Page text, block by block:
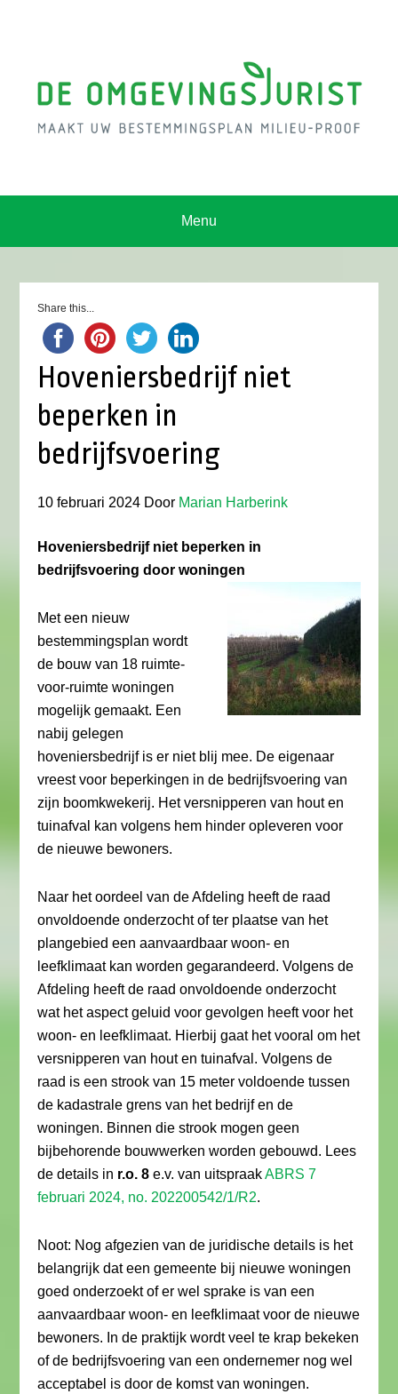
Menu
Share this...
Hoveniersbedrijf niet
beperken in
bedrijfsvoering
10 februari 2024 Door Marian Harberink
Hoveniersbedrijf niet beperken in
bedrijfsvoering door woningen
Met een nieuw
bestemmingsplan wordt
de bouw van 18 ruimte-
voor-ruimte woningen
mogelijk gemaakt. Een
nabij gelegen
hoveniersbedrijf is er niet blij mee. De eigenaar
vreest voor beperkingen in de bedrijfsvoering van
zijn boomkwekerij. Het versnipperen van hout en
tuinafval kan volgens hem hinder opleveren voor
de nieuwe bewoners.
Naar het oordeel van de Afdeling heeft de raad
onvoldoende onderzocht of ter plaatse van het
plangebied een aanvaardbaar woon- en
leefklimaat kan worden gegarandeerd. Volgens de
Afdeling heeft de raad onvoldoende onderzocht
wat het aspect geluid voor gevolgen heeft voor het
woon- en leefklimaat. Hierbij gaat het vooral om het
versnipperen van hout en tuinafval. Volgens de
raad is een strook van 15 meter voldoende tussen
de kadastrale grens van het bedrijf en de
woningen. Binnen die strook mogen geen
bijbehorende bouwwerken worden gebouwd. Lees
de details in r.o. 8 e.v. van uitspraakABRS 7
februari 2024, no. 202200542/1/R2.
Noot: Nog afgezien van de juridische details is het
belangrijk dat een gemeente bij nieuwe woningen
goed onderzoekt of er wel sprake is van een
aanvaardbaar woon- en leefklimaat voor de nieuwe
bewoners. In de praktijk wordt veel te krap bekeken
of de bedrijfsvoering van een ondernemer nog wel
acceptabel is door de komst van woningen.